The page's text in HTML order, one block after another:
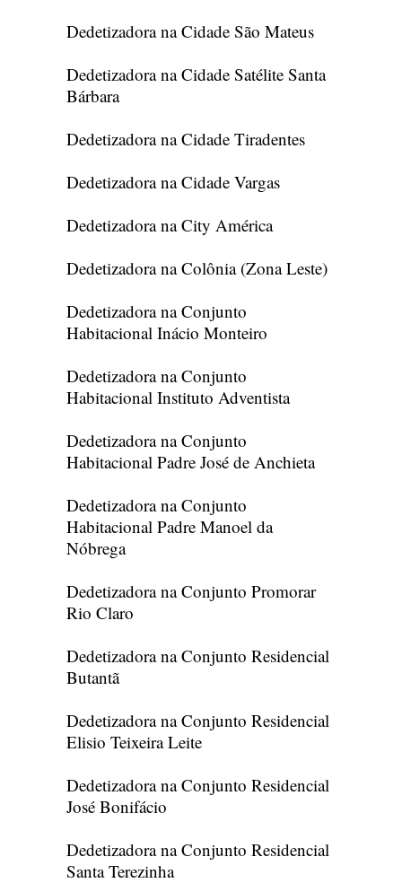
Dedetizadora na Cidade São Mateus
Dedetizadora na Cidade Satélite Santa
Bárbara
Dedetizadora na Cidade Tiradentes
Dedetizadora na Cidade Vargas
Dedetizadora na City América
Dedetizadora na Colônia (Zona Leste)
Dedetizadora na Conjunto
Habitacional Inácio Monteiro
Dedetizadora na Conjunto
Habitacional Instituto Adventista
Dedetizadora na Conjunto
Habitacional Padre José de Anchieta
Dedetizadora na Conjunto
Habitacional Padre Manoel da
Nóbrega
Dedetizadora na Conjunto Promorar
Rio Claro
Dedetizadora na Conjunto Residencial
Butantã
Dedetizadora na Conjunto Residencial
Elisio Teixeira Leite
Dedetizadora na Conjunto Residencial
José Bonifácio
Dedetizadora na Conjunto Residencial
Santa Terezinha